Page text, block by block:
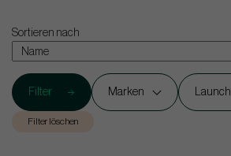
Sortieren nach
Filter Marken Launch
Filter löschen